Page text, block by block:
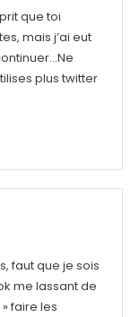
que toi
mais j’ai eut
plus twitter
faut que je sois
me lassant de
faire les